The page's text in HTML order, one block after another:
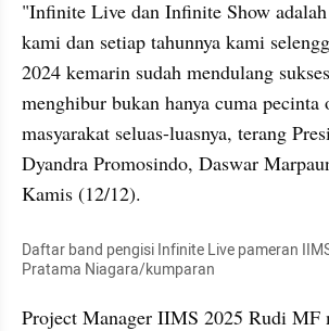
"Infinite Live dan Infinite Show
kami dan setiap tahunnya kami
2024 kemarin sudah mendulang
menghibur bukan hanya cuma
masyarakat seluas-luasnya, terang
Dyandra Promosindo, Daswar
Kamis (12/12).
Daftar band pengisi Infinite Live pameran
Pratama Niagara/kumparan
Project Manager IIMS 2025 Rudi MF